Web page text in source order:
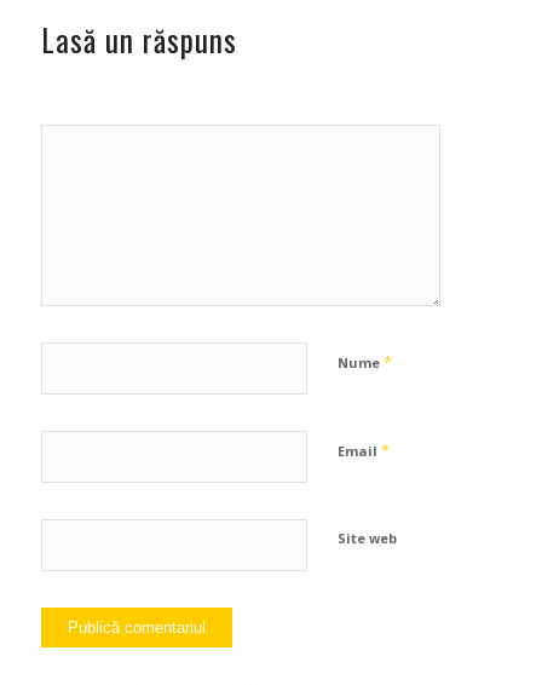
Lasă un răspuns
Nume *
Email *
Site web